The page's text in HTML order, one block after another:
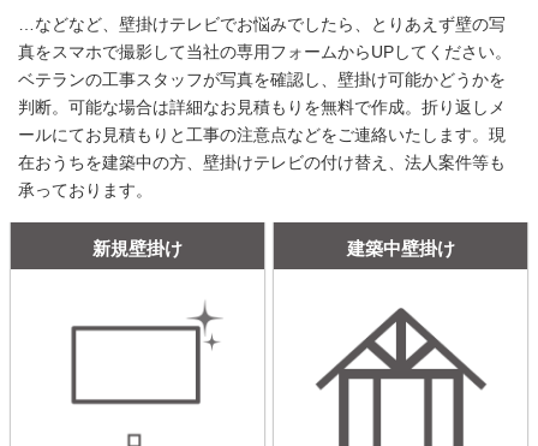
…などなど、壁掛けテレビでお悩みでしたら、とりあえず壁の写
真をスマホで撮影して当社の専用フォームからUPしてください。
ベテランの工事スタッフが写真を確認し、壁掛け可能かどうかを
判断。可能な場合は詳細なお見積もりを無料で作成。折り返しメ
ールにてお見積もりと工事の注意点などをご連絡いたします。現
在おうちを建築中の方、壁掛けテレビの付け替え、法人案件等も
承っております。
新規壁掛け 建築中壁掛け